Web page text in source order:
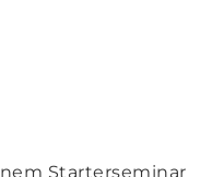
Starterseminar